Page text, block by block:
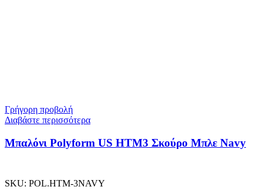
Γρήγορη προβολή
Διαβάστε περισσότερα
Μπαλόνι Polyform US ΗΤΜ3 Σκούρο Μπλε Navy
SKU: POL.HTM-3NAVY